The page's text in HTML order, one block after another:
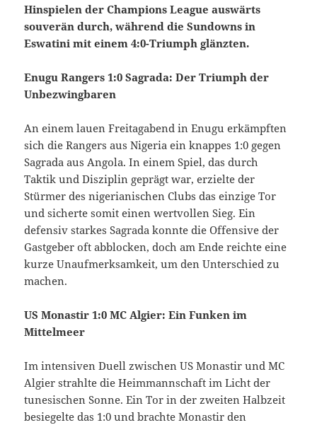
Hinspielen der Champions League auswärts
souverän durch, während die Sundowns in
Eswatini mit einem 4:0-Triumph glänzten.
Enugu Rangers 1:0 Sagrada: Der Triumph der
Unbezwingbaren
An einem lauen Freitagabend in Enugu erkämpften
sich die Rangers aus Nigeria ein knappes 1:0 gegen
Sagrada aus Angola. In einem Spiel, das durch
Taktik und Disziplin geprägt war, erzielte der
Stürmer des nigerianischen Clubs das einzige Tor
und sicherte somit einen wertvollen Sieg. Ein
defensiv starkes Sagrada konnte die Offensive der
Gastgeber oft abblocken, doch am Ende reichte eine
kurze Unaufmerksamkeit, um den Unterschied zu
machen.
US Monastir 1:0 MC Algier: Ein Funken im
Mittelmeer
Im intensiven Duell zwischen US Monastir und MC
Algier strahlte die Heimmannschaft im Licht der
tunesischen Sonne. Ein Tor in der zweiten Halbzeit
besiegelte das 1:0 und brachte Monastir den